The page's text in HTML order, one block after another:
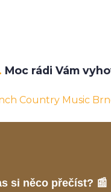
Moc rádi Vám
Country Music
si něco přečíst? 📰